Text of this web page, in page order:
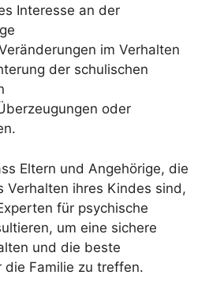
Interesse an der
im Verhalten
der schulischen
oder
Eltern und Angehörige, die
Verhalten ihres Kindes sind,
für psychische
um eine sichere
und die beste
die Familie zu treffen.